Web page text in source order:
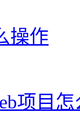
操作
项目